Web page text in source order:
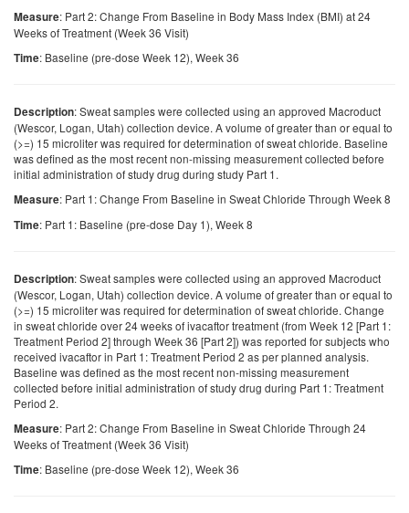
Measure: Part 2: Change From Baseline in Body Mass Index (BMI) at 24
Weeks of Treatment (Week 36 Visit)
Time: Baseline (pre-dose Week 12), Week 36
Description: Sweat samples were collected using an approved Macroduct
(Wescor, Logan, Utah) collection device. A volume of greater than or equal to
(>=) 15 microliter was required for determination of sweat chloride. Baseline
was defined as the most recent non-missing measurement collected before
initial administration of study drug during study Part 1.
Measure: Part 1: Change From Baseline in Sweat Chloride Through Week 8
Time: Part 1: Baseline (pre-dose Day 1), Week 8
Description: Sweat samples were collected using an approved Macroduct
(Wescor, Logan, Utah) collection device. A volume of greater than or equal to
(>=) 15 microliter was required for determination of sweat chloride. Change
in sweat chloride over 24 weeks of ivacaftor treatment (from Week 12 [Part 1:
Treatment Period 2] through Week 36 [Part 2]) was reported for subjects who
received ivacaftor in Part 1: Treatment Period 2 as per planned analysis.
Baseline was defined as the most recent non-missing measurement
collected before initial administration of study drug during Part 1: Treatment
Period 2.
Measure: Part 2: Change From Baseline in Sweat Chloride Through 24
Weeks of Treatment (Week 36 Visit)
Time: Baseline (pre-dose Week 12), Week 36